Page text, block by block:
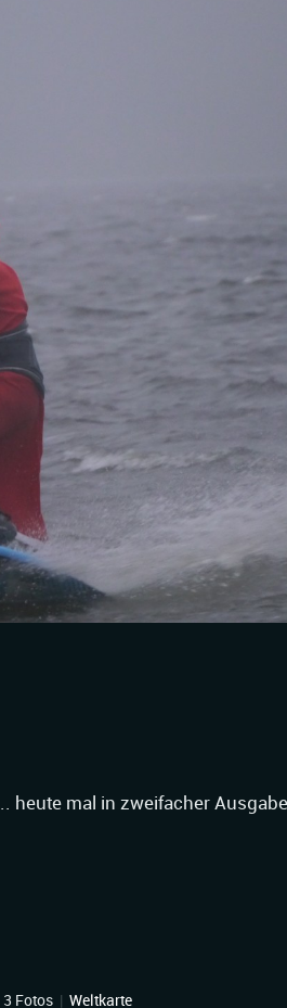
heute mal in zweifacher
3 Fotos | Weltkarte